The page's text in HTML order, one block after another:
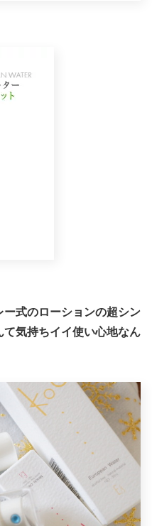
式のローションの超シン
て気持ちイイ使い心地なん